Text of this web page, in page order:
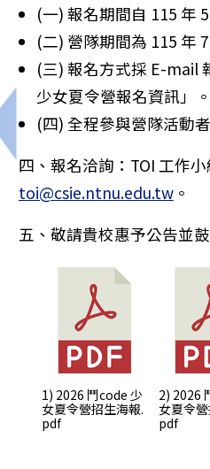
上一筆：臺南市天主教聖功
(一) 報名期間自 115 年
(二) 營隊期間為 115 年
(三) 報名方式採 E-mail
少女夏令營報名資訊」。
(四) 全程參與營隊活動
四、報名洽詢：TOI 工作
toi@csie.ntnu.edu.tw。
五、敬請貴校惠予公告並
1) 2026 鬥code 少
女夏令營招生海報.
pdf
2) 2026
女夏令
pdf